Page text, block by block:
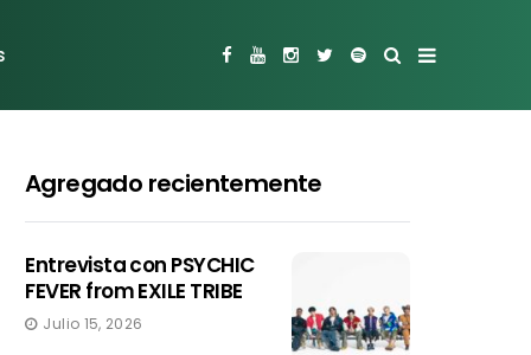
Agregado recientemente
Entrevista con PSYCHIC
FEVER from EXILE TRIBE
Julio 15, 2026